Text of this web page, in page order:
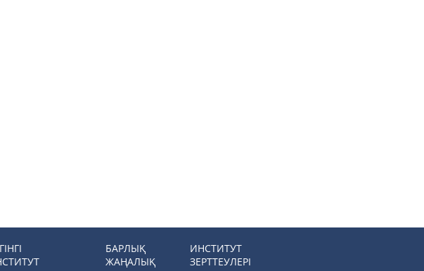
БАРЛЫҚ
ЖАҢАЛЫҚ
ИНСТИТУТ
ЗЕРТТЕУЛЕРІ